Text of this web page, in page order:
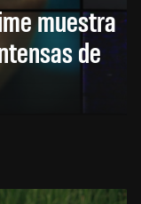
muestra
de